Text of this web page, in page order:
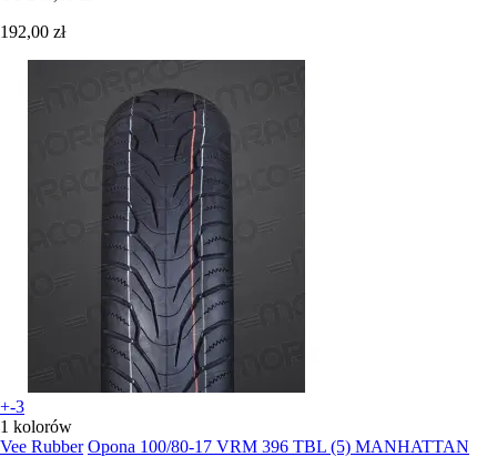
192,00 zł
+-3
1 kolorów
Vee Rubber Opona 100/80-17 VRM 396 TBL (5) MANHATTAN